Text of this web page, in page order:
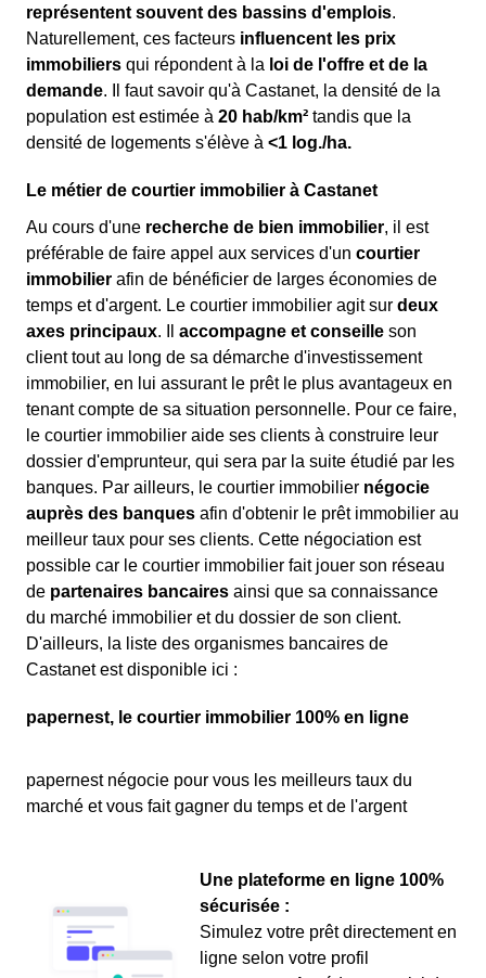
représentent souvent des bassins d'emplois.
Naturellement, ces facteurs influencent les prix
immobiliers qui répondent à la loi de l'offre et de la
demande. Il faut savoir qu'à Castanet, la densité de la
population est estimée à 20 hab/km² tandis que la
densité de logements s'élève à <1 log./ha.
Le métier de courtier immobilier à Castanet
Au cours d'une recherche de bien immobilier, il est
préférable de faire appel aux services d'un courtier
immobilier afin de bénéficier de larges économies de
temps et d'argent. Le courtier immobilier agit sur deux
axes principaux. Il accompagne et conseille son
client tout au long de sa démarche d'investissement
immobilier, en lui assurant le prêt le plus avantageux en
tenant compte de sa situation personnelle. Pour ce faire,
le courtier immobilier aide ses clients à construire leur
dossier d'emprunteur, qui sera par la suite étudié par les
banques. Par ailleurs, le courtier immobilier négocie
auprès des banques afin d'obtenir le prêt immobilier au
meilleur taux pour ses clients. Cette négociation est
possible car le courtier immobilier fait jouer son réseau
de partenaires bancaires ainsi que sa connaissance
du marché immobilier et du dossier de son client.
D'ailleurs, la liste des organismes bancaires de
Castanet est disponible ici :
papernest, le courtier immobilier 100% en ligne
papernest négocie pour vous les meilleurs taux du
marché et vous fait gagner du temps et de l'argent
Une plateforme en ligne 100%
sécurisée :
Simulez votre prêt directement en
ligne selon votre profil